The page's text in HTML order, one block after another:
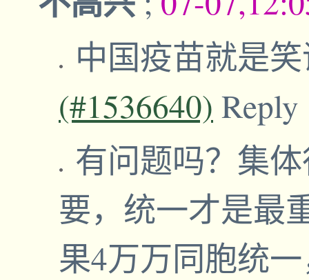
中国疫苗就是
(#1536640) Reply
有问题吗？集
要，统一才是最
果4万万同胞统